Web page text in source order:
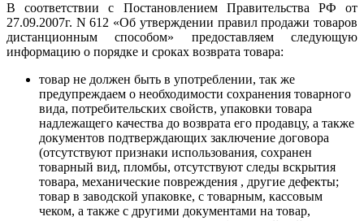
В соответствии с Постановлением Правительства РФ от
27.09.2007г. N 612 «Об утверждении правил продажи товаров
дистанционным способом» предоставляем следующую
информацию о порядке и сроках возврата товара:
товар не должен быть в употреблении, так же
предупреждаем о необходимости сохранения товарного
вида, потребительских свойств, упаковки товара
надлежащего качества до возврата его продавцу, а также
документов подтверждающих заключение договора
(отсутствуют признаки использования, сохранен
товарный вид, пломбы, отсутствуют следы вскрытия
товара, механические повреждения , другие дефекты;
товар в заводской упаковке, с товарным, кассовым
чеком, а также с другими документами на товар,